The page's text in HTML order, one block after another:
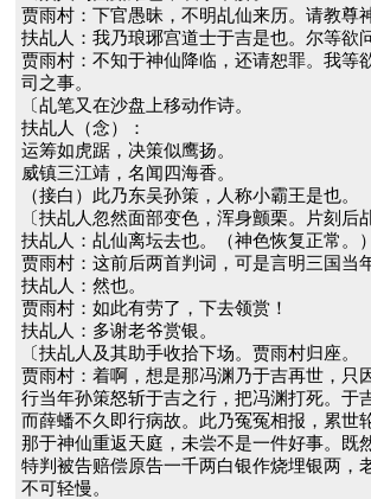
贾雨村：下官愚昧，不明乩仙来历。请教尊
扶乩人：我乃琅琊宫道士于吉是也。尔等欲
贾雨村：不知于神仙降临，还请恕罪。我等
司之事。
〔乩笔又在沙盘上移动作诗。
扶乩人（念）：
运筹如虎踞，决策似鹰扬。
威镇三江靖，名闻四海香。
（接白）此乃东吴孙策，人称小霸王是也。
〔扶乩人忽然面部变色，浑身颤栗。片刻后
扶乩人：乩仙离坛去也。（神色恢复正常。
贾雨村：这前后两首判词，可是言明三国当
扶乩人：然也。
贾雨村：如此有劳了，下去领赏！
扶乩人：多谢老爷赏银。
〔扶乩人及其助手收拾下场。贾雨村归座。
贾雨村：着啊，想是那冯渊乃于吉再世，只
行当年孙策怒斩于吉之行，把冯渊打死。于
而薛蟠不久即行病故。此乃冤冤相报，累世
那于神仙重返天庭，未尝不是一件好事。既
特判被告赔偿原告一千两白银作烧埋银两，
不可轻慢。